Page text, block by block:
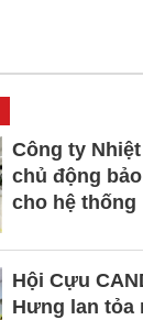
Công ty
chủ động
cho hệ thống
Hội Cựu
Hưng lan tỏa